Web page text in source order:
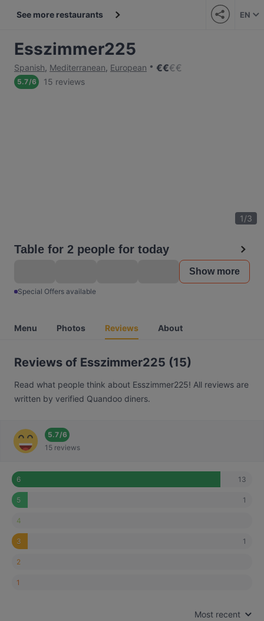
See more restaurants EN
Esszimmer225
Spanish, Mediterranean, European €€€€
5.7/6 15 reviews
1/3
Table for 2 people for today
Show more
Special Offers available
Menu Photos Reviews About
Reviews of Esszimmer225 (15)
Read what people think about Esszimmer225! All reviews are
written by verified Quandoo diners.
5.7/6
15 reviews
6 13
5 1
4
3 1
2
1
Most recent